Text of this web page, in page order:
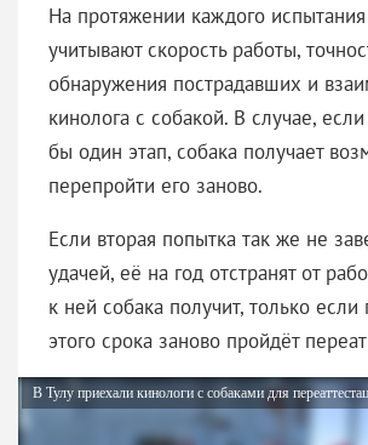
На протяжении каждого
учитывают скорость работы,
обнаружения пострадавших и
кинолога с собакой. В случае,
бы один этап, собака получает
перепройти его заново.
Если вторая попытка так же не
удачей, её на год отстранят от
к ней собака получит, только
этого срока заново пройдёт
В Тулу приехали кинологи с собаками для